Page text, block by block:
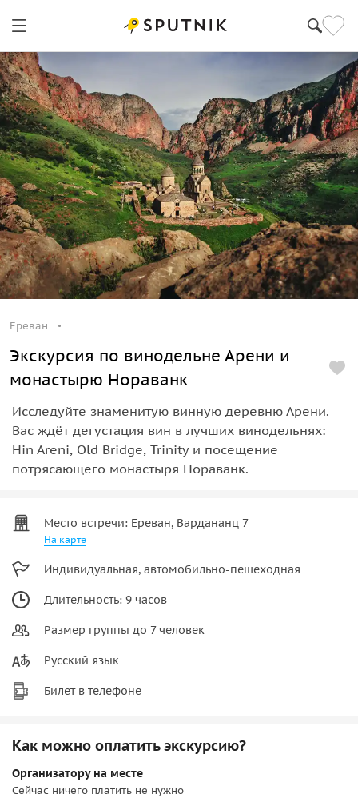
Ереван
Экскурсия по винодельне Арени и
монастырю Нораванк
Исследуйте знаменитую винную деревню Арени.
Вас ждёт дегустация вин в лучших винодельнях:
Hin Areni, Old Bridge, Trinity и посещение
потрясающего монастыря Нораванк.
Место встречи: Ереван, Вардананц 7
На карте
Индивидуальная, автомобильно-пешеходная
Длительность: 9 часов
Размер группы до 7 человек
Русский язык
Билет в телефоне
Как можно оплатить экскурсию?
Организатору на месте
Сейчас ничего платить не нужно